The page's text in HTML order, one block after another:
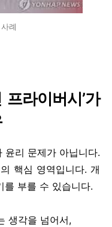
례
라이버시’가
윤리 문제가 아닙니다.
핵심 영역입니다. 개
를 부를 수 있습니다.
생각을 넘어서,